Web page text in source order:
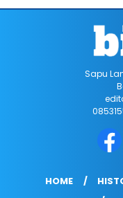
Sapu
HOME